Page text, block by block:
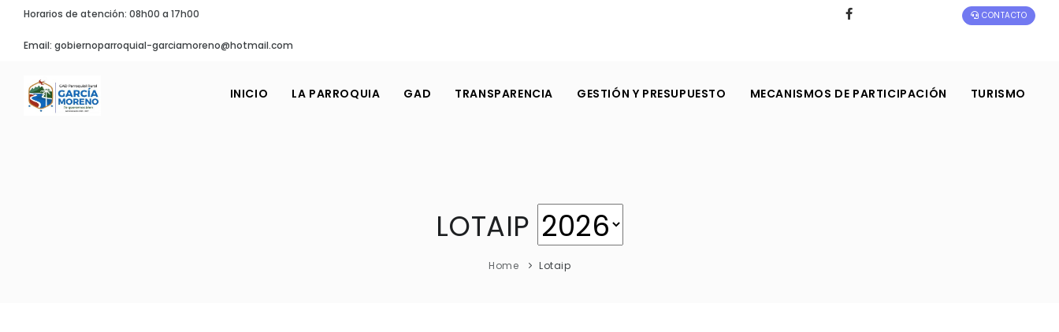
Horarios de atención: 08h00 a 17h00
Email: gobiernoparroquial-garciamoreno@hotmail.com
CONTACTO
INICIO LA PARROQUIA GAD TRANSPARENCIA GESTIÓN Y PRESUPUESTO MECANISMOS DE PARTICIPACIÓN TURISMO
LOTAIP
Home Lotaip